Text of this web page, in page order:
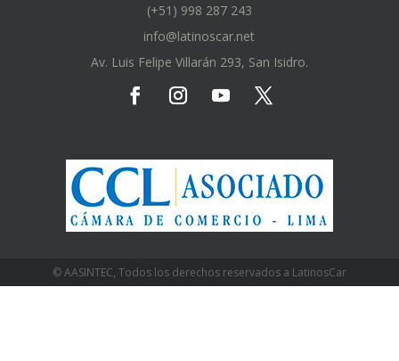
(+51) 998 287 243
info@latinoscar.net
Av. Luis Felipe Villarán 293, San Isidro.
© AASINTEC, Todos los derechos reservados a LatinosCar